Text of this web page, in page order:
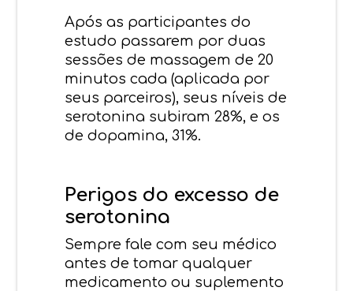
Após as participantes do
estudo passarem por duas
sessões de massagem de 20
minutos cada (aplicada por
seus parceiros), seus níveis de
serotonina subiram 28%, e os
de dopamina, 31%.
Perigos do excesso de
serotonina
Sempre fale com seu médico
antes de tomar qualquer
medicamento ou suplemento